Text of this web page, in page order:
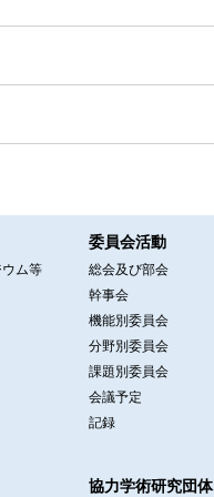
ム等
委員会活動
総会及び部会
幹事会
機能別委員会
分野別委員会
課題別委員会
会議予定
記録
協力学術研究団体